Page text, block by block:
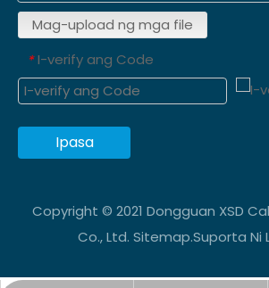
Mag-upload ng mga file
* I-verify ang Code
Ipasa
Copyright © 2021 Dongguan XSD
Co., Ltd. Sitemap.Suporta Ni